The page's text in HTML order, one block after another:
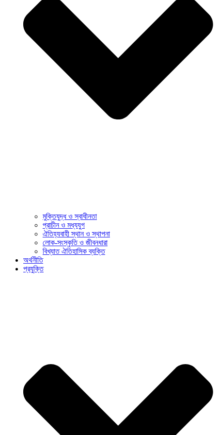
মুক্তিযুদ্ধ ও স্বাধীনতা
প্রাচীন ও মধ্যযুগ
ঐতিহ্যবাহী স্থান ও স্থাপনা
লোক-সংস্কৃতি ও জীবনধারা
বিখ্যাত ঐতিহাসিক ব্যক্তি
অর্থনীতি
প্রযুক্তি